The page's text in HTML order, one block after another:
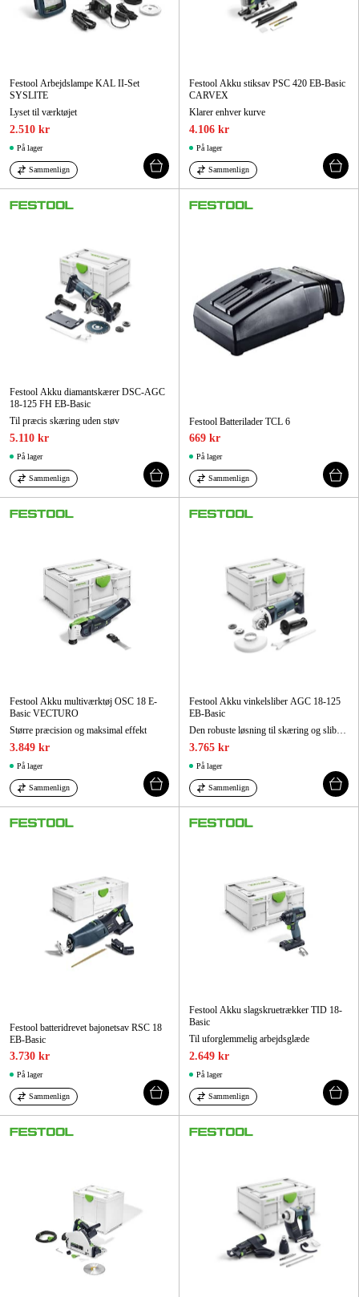
Festool Arbejdslampe KAL II-Set
SYSLITE
Lyset til værktøjet
2.510 kr
På lager
Sammenlign
Festool Akku stiksav PSC 420 EB-Basic
CARVEX
Klarer enhver kurve
4.106 kr
På lager
Sammenlign
Festool Akku diamantskærer DSC-AGC
18-125 FH EB-Basic
Til præcis skæring uden støv
5.110 kr
På lager
Sammenlign
Festool Batterilader TCL 6
669 kr
På lager
Sammenlign
Festool Akku multiværktøj OSC 18 E-
Basic VECTURO
Større præcision og maksimal effekt
3.849 kr
På lager
Sammenlign
Festool Akku vinkelsliber AGC 18-125
EB-Basic
3.765 kr
På lager
Sammenlign
Festool batteridrevet bajonetsav RSC 18
EB-Basic
3.730 kr
På lager
Sammenlign
Festool Akku slagskruetrækker TID 18-
Basic
Til uforglemmelig arbejdsglæde
2.649 kr
På lager
Sammenlign